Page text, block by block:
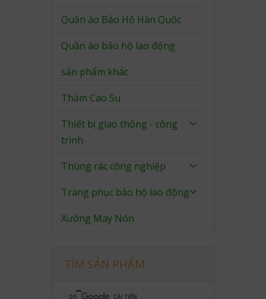
Quần áo Bảo Hộ Hàn Quốc
Quần áo bảo hộ lao động
sản phẩm khác
Thảm Cao Su
Thiết bị giao thông - công
trình
Thùng rác công nghiệp
Trang phục bảo hộ lao động
Xưởng May Nón
TÌM SẢN PHẨM